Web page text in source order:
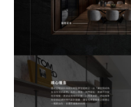
名稱
高轉單行銷利器
製作流程
設計服務
版型挑選